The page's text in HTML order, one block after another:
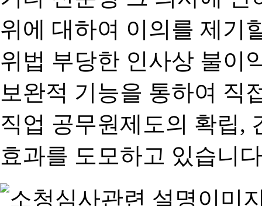
위에 대하여 이의를 제기
위법 부당한 인사상 불이
보완적 기능을 통하여 직
직업 공무원제도의 확립,
효과를 도모하고 있습니